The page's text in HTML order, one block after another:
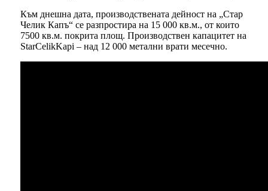
Към днешна дата, производствената дейност на „Стар
Челик Капъ“ се разпростира на 15 000 кв.м., от които
7500 кв.м. покрита площ. Производствен капацитет на
StarCelikKapi – над 12 000 метални врати месечно.